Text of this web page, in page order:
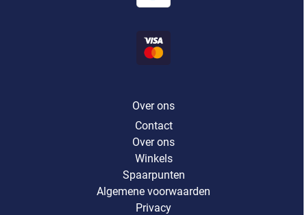
Over ons
Contact
Over ons
Winkels
Spaarpunten
Algemene voorwaarden
Privacy